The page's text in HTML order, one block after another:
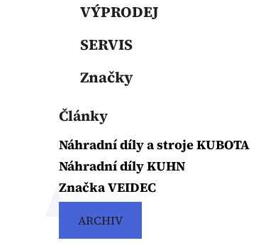
VÝPRODEJ
SERVIS
Značky
Články
Náhradní díly a stroje KUBOTA
Náhradní díly KUHN
Značka VEIDEC
ARCHIV